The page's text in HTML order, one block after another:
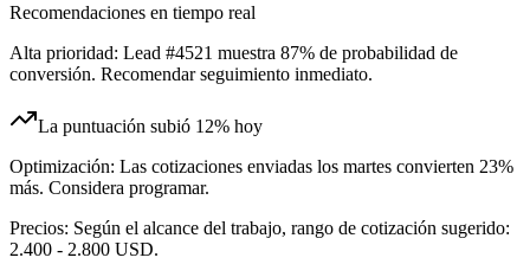
Recomendaciones en tiempo real
Alta prioridad: Lead #4521 muestra 87% de probabilidad de
conversión. Recomendar seguimiento inmediato.
La puntuación subió 12% hoy
Optimización: Las cotizaciones enviadas los martes convierten 23%
más. Considera programar.
Precios: Según el alcance del trabajo, rango de cotización sugerido:
2.400 - 2.800 USD.